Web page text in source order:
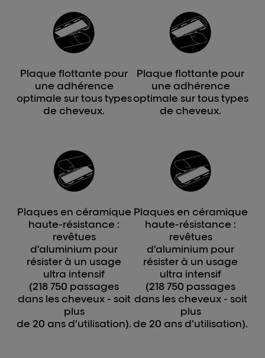
Plaque flottante pour
une adhérence
optimale sur tous types
de cheveux.
Plaque flottante pour
une adhérence
optimale sur tous types
de cheveux.
Plaques en céramique
haute-résistance :
revêtues
d’aluminium pour
résister à un usage
ultra intensif
(218 750 passages
dans les cheveux - soit
plus
de 20 ans d’utilisation).
Plaques en céramique
haute-résistance :
revêtues
d’aluminium pour
résister à un usage
ultra intensif
(218 750 passages
dans les cheveux - soit
plus
de 20 ans d’utilisation).